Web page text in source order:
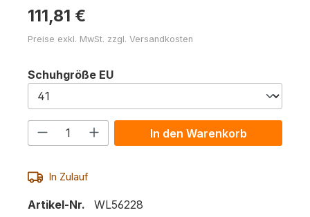
111,81 €
Preise exkl. MwSt. zzgl. Versandkosten
Schuhgröße EUauswählen
Produkt Anzahl: Gib den
In den Warenkorb
In Zulauf
Artikel-Nr. WL56228